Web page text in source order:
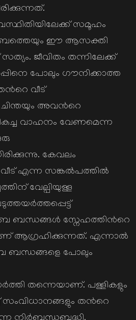
സമൂഹം
ഈ ആസക്തി
ജീവിതം തന്നിലേക്ക്
പോലും ഗൗനിക്കാത്ത
വീട്
ചിന്തയും അവന്‍റെ
വാഹനം വേണമെന്ന
കേവലം
എന്ന സങ്കല്‍പത്തില്‍
വേല്പിയുള്ള
ബന്ധങ്ങള്‍ സ്നേഹത്തിന്‍റെ
ആഗ്രഹിക്കുന്നത്. എന്നാല്‍
ബന്ധങ്ങളെ പോലും
തന്നെയാണ്. പള്ളികളും
സംവിധാനങ്ങളും തന്‍റെ